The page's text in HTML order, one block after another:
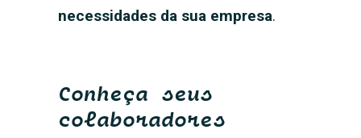
necessidades da sua empresa.
Conheça seus
colaboradores